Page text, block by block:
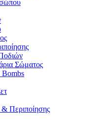
Σώματος
Περιποίησης